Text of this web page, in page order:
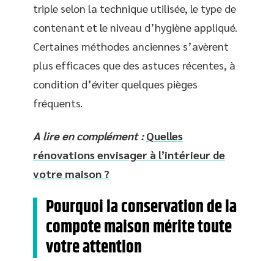
triple selon la technique utilisée, le type de
contenant et le niveau d’hygiène appliqué.
Certaines méthodes anciennes s’avèrent
plus efficaces que des astuces récentes, à
condition d’éviter quelques pièges
fréquents.
A lire en complément : Quelles
rénovations envisager à l’intérieur de
votre maison ?
Pourquoi la conservation de la
compote maison mérite toute
votre attention